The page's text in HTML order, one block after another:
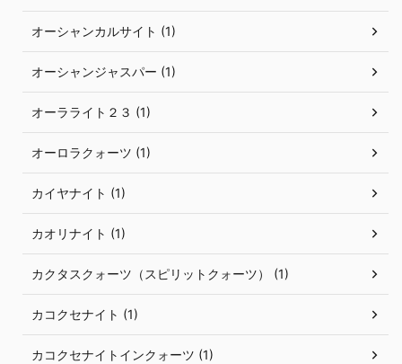
オーシャンカルサイト (1)
オーシャンジャスパー (1)
オーラライト２３ (1)
オーロラクォーツ (1)
カイヤナイト (1)
カオリナイト (1)
カクタスクォーツ（スピリットクォーツ） (1)
カコクセナイト (1)
カコクセナイトインクォーツ (1)